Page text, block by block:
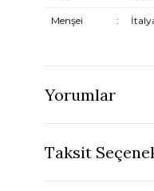
Menşei :
Yorumlar
Taksit